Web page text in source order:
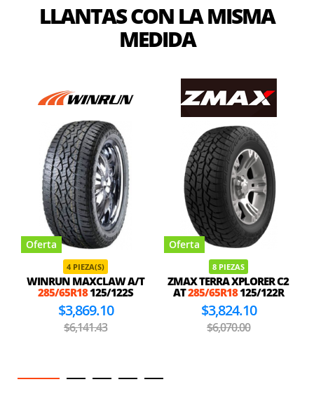
LLANTAS CON LA MISMA
MEDIDA
Oferta
4 PIEZA(S)
WINRUN MAXCLAW A/T
285/65R18125/122S
$3,869.10
$6,141.43
Oferta
8 PIEZAS
ZMAX TERRA XPLORER C2
AT285/65R18125/122R
$3,824.10
$6,070.00